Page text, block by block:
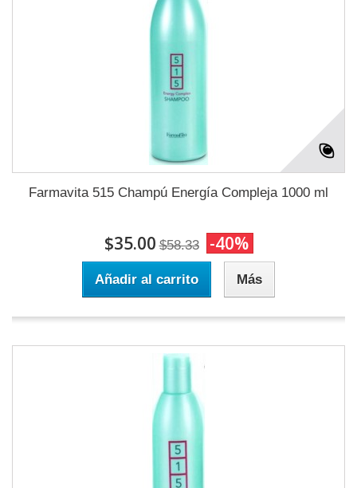
Farmavita 515 Champú Energía Compleja 1000 ml
$35.00 $58.33 -40%
Añadir al carrito Más